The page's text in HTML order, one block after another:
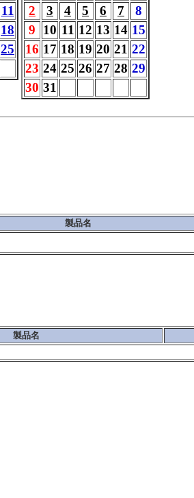
11
18
25
2
3 4 5 6 7
8
9
10 11 12 13 14 15
16 17 18 19 20 21 22
23 24 25 26 27 28 29
30 31
製品名
製品名